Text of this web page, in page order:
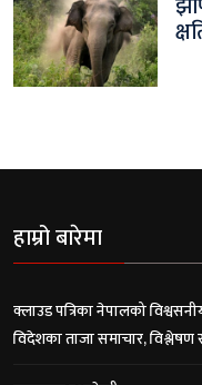
हाम्रो बारेमा
क्लाउड पत्रिका नेपालको
विदेशका ताजा समाचार, विश्लेषण